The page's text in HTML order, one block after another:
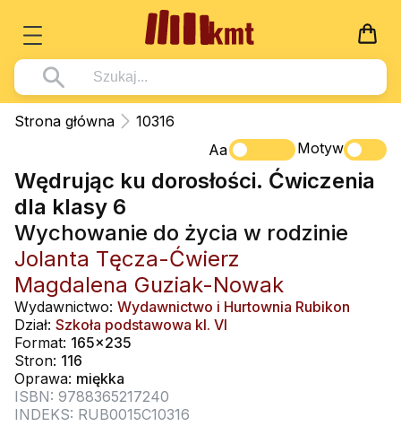
Książki
Wszystko z kategorii - Książki
Pismo Święte
Kościół Katolicki
Duszpasterstwo
Teologia
Życie chrześcijańskie
Duchowość
Literatura piękna
Religie
Wszystko z kategorii - Multimedia
DVD
CD-ROM
Muzyka
Rekolekcje i inne na CD
Śpiew i modlitwa
Muzyka klasyczna
Śpiewniki
Dla Dzieci
Wszystko z kategorii - Dla Dzieci
Literatura (D)
Płyty, DVD (D)
Podręczniki i pomoce dydaktyczne
Podręczniki
Wszystko z kategorii - Podręczniki
Podręczniki i pomoce dydaktyczne
Zabawa i Nauka
Nowości
Zaloguj się
Strona główna
10316
Aa
Motyw
Wędrując ku dorosłości. Ćwiczenia
dla klasy 6
Wychowanie do życia w rodzinie
Jolanta Tęcza-Ćwierz
Magdalena Guziak-Nowak
Wydawnictwo: Wydawnictwo i Hurtownia Rubikon
Dział: Szkoła podstawowa kl. VI
Format: 165x235
Stron: 116
Oprawa: miękka
ISBN: 9788365217240
INDEKS: RUB0015C10316